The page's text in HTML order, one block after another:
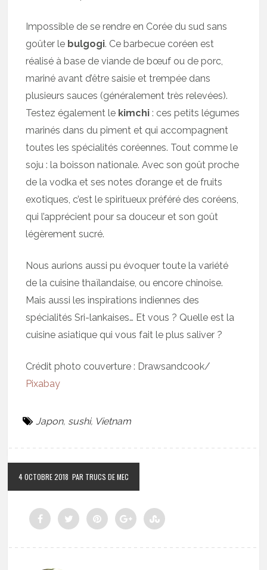
Impossible de se rendre en Corée du sud sans
goûter le bulgogi. Ce barbecue coréen est
réalisé à base de viande de bœuf ou de porc,
mariné avant d’être saisie et trempée dans
plusieurs sauces (généralement très relevées).
Testez également le kimchi : ces petits légumes
marinés dans du piment et qui accompagnent
toutes les spécialités coréennes. Tout comme le
soju : la boisson nationale. Avec son goût proche
de la vodka et ses notes d’orange et de fruits
exotiques, c’est le spiritueux préféré des coréens,
qui l’apprécient pour sa douceur et son goût
légèrement sucré.
Nous aurions aussi pu évoquer toute la variété
de la cuisine thaïlandaise, ou encore chinoise.
Mais aussi les inspirations indiennes des
spécialités Sri-lankaises… Et vous ? Quelle est la
cuisine asiatique qui vous fait le plus saliver ?
Crédit photo couverture : Drawsandcook/
Pixabay
Japon, sushi, Vietnam
4 OCTOBRE 2018 PAR TRUCS DE MEC